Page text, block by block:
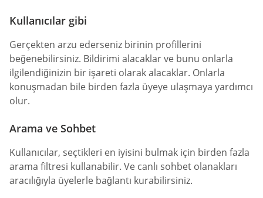
Kullanıcılar gibi
Gerçekten arzu ederseniz birinin profillerini
beğenebilirsiniz. Bildirimi alacaklar ve bunu onlarla
ilgilendiğinizin bir işareti olarak alacaklar. Onlarla
konuşmadan bile birden fazla üyeye ulaşmaya yardımcı
olur.
Arama ve Sohbet
Kullanıcılar, seçtikleri en iyisini bulmak için birden fazla
arama filtresi kullanabilir. Ve canlı sohbet olanakları
aracılığıyla üyelerle bağlantı kurabilirsiniz.